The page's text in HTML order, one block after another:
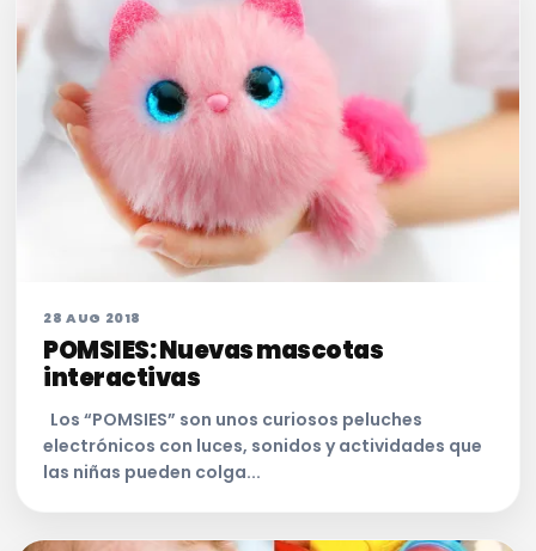
28 AUG 2018
POMSIES: Nuevas mascotas
interactivas
Los “POMSIES” son unos curiosos peluches
electrónicos con luces, sonidos y actividades que
las niñas pueden colga...